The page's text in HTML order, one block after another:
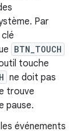
Par
BTN_TOUCH
touche
ne doit pas
trouve
pause.
événements